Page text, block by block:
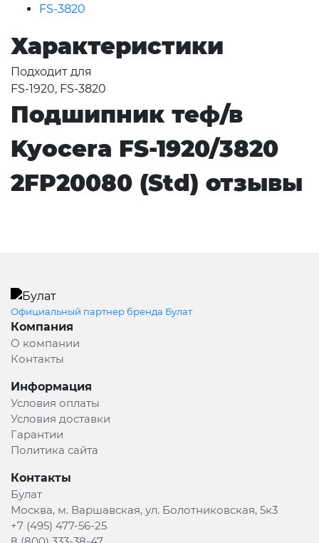
FS-3820
Характеристики
Подходит для
FS-1920, FS-3820
Подшипник теф/в
Kyocera FS-1920/3820
2FP20080 (Std) отзывы
Официальный партнер бренда Булат
Компания
О компании
Контакты
Информация
Условия оплаты
Условия доставки
Гарантии
Политика сайта
Контакты
Булат
Москва, м. Варшавская, ул. Болотниковская, 5к3
+7 (495) 477-56-25